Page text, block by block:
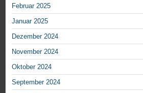
Februar 2025
Januar 2025
Dezember 2024
November 2024
Oktober 2024
September 2024